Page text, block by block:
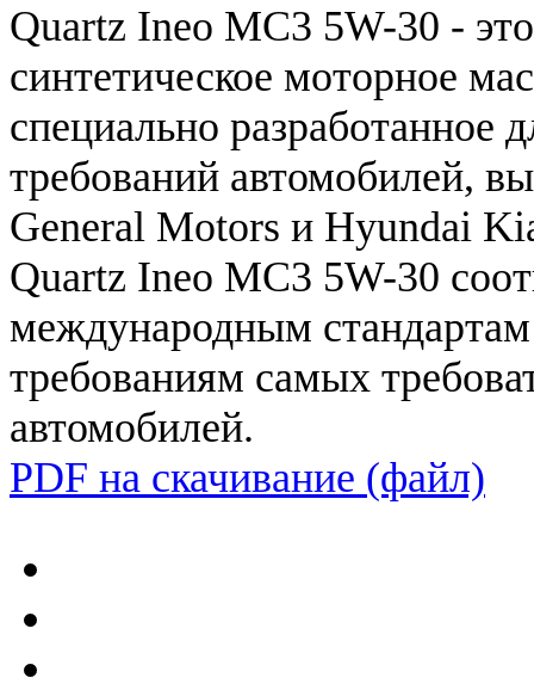
Quartz Ineo MC3 5W-30 - это
синтетическое моторное
специально разработанное
требований автомобилей,
General Motors и Hyundai
Quartz Ineo MC3 5W-30
международным стандартам
требованиям самых
автомобилей.
PDF на скачивание (файл)